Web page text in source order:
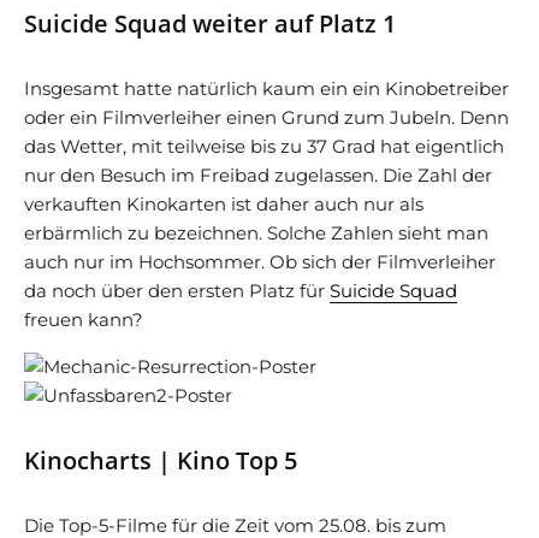
Suicide Squad weiter auf Platz 1
Insgesamt hatte natürlich kaum ein ein Kinobetreiber
oder ein Filmverleiher einen Grund zum Jubeln. Denn
das Wetter, mit teilweise bis zu 37 Grad hat eigentlich
nur den Besuch im Freibad zugelassen. Die Zahl der
verkauften Kinokarten ist daher auch nur als
erbärmlich zu bezeichnen. Solche Zahlen sieht man
auch nur im Hochsommer. Ob sich der Filmverleiher
da noch über den ersten Platz für Suicide Squad
freuen kann?
Kinocharts | Kino Top 5
Die Top-5-Filme für die Zeit vom 25.08. bis zum